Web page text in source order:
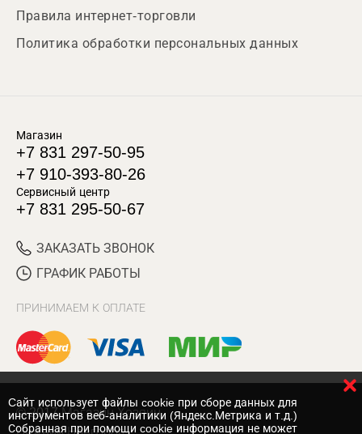
Правила интернет-торговли
Политика обработки персональных данных
Магазин
+7 831 297-50-95
+7 910-393-80-26
Сервисный центр
+7 831 295-50-67
ЗАКАЗАТЬ ЗВОНОК
ГРАФИК РАБОТЫ
ПРИНИМАЕМ К ОПЛАТЕ
© 2017 Магазин Хозяин
Cайт использует файлы cookie при сборе данных для
инструментов веб-аналитики (Яндекс.Метрика и т.д.)
Собранная при помощи cookie информация не может